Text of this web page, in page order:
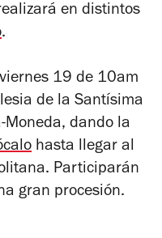
en distintos
.
19 de 10am
de la Santísima
Moneda, dando la
hasta llegar al
Participarán
gran procesión.